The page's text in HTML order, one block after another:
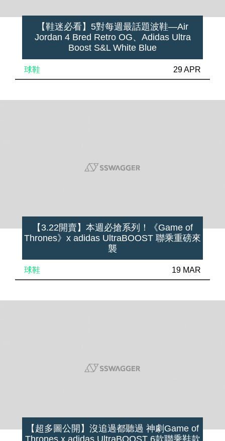
【鞋迷必看】5對每週最話題波鞋—Air
Jordan 4 Bred Retro OG、Adidas Ultra
Boost S&L White Blue
球鞋 29 APR
【3.22開賣】本週必搶系列！《Game of
Thrones》x adidas UltraBOOST 聯乘重磅來
襲
球鞋 19 MAR
【超多圖公開】沒追過都聽過 神劇Game of
Thrones x adidas UltraBOOST 6款聯乘鞋款